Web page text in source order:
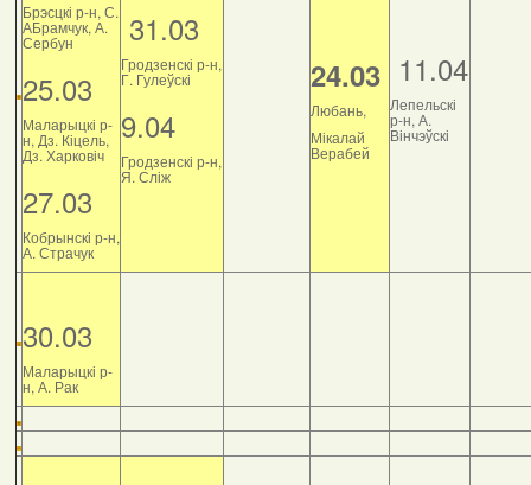
Брэсцкі р-н, С.
АБрамчук, А.
Сербун
25.03
Маларыцкі р-
н, Дз. Кіцель,
Дз. Харковіч
27.03
Кобрынскі р-н,
А. Страчук
31.03
Гродзенскі р-н,
Г. Гулеўскі
9.04
Гродзенскі р-н,
Я. Сліж
24.03
Любань,
Мікалай
Верабей
11.04
Лепельскі
р-н, А.
Вінчэўскі
30.03
Маларыцкі р-
н, А. Рак